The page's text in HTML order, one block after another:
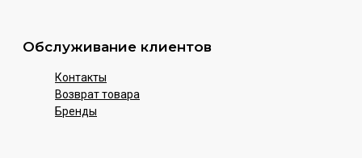
Обслуживание клиентов
Контакты
Возврат товара
Бренды